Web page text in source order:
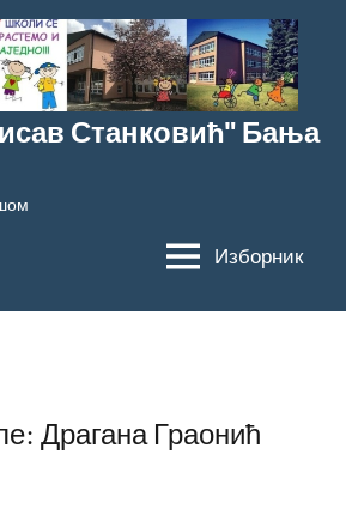
Станковић" Бања
Изборник
Драгана Граонић